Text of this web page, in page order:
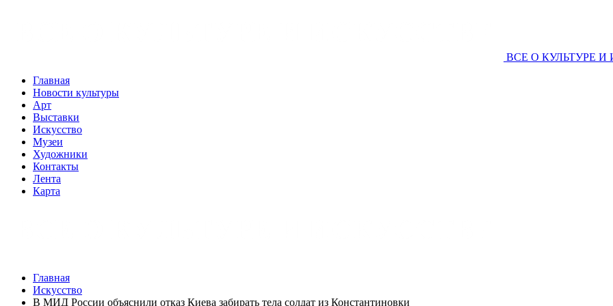
ВСЕ О КУЛЬТУРЕ И
Главная
Новости культуры
Арт
Выставки
Искусство
Музеи
Художники
Контакты
Лента
Карта
Главная
Искусство
В МИД России объяснили отказ Киева забирать тела солдат из Константиновки